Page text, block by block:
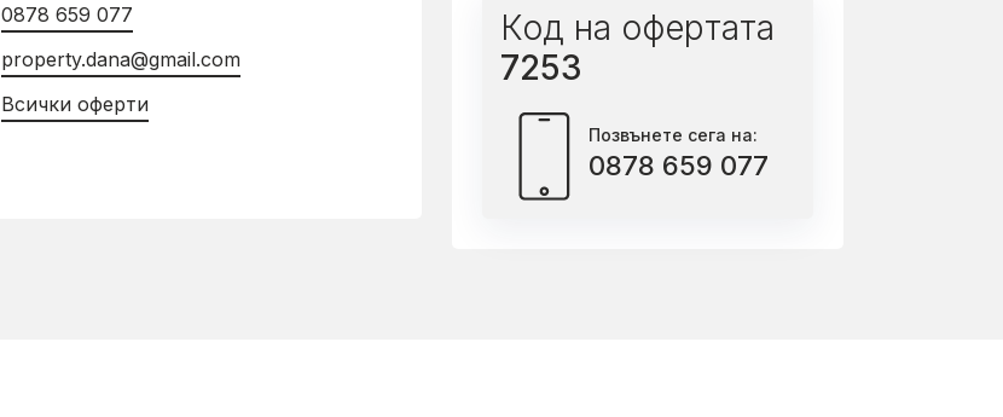
0878 659 077
property.dana@gmail.com
Всички оферти
Код на офертата
7253
Позвънете сега на:
0878 659 077